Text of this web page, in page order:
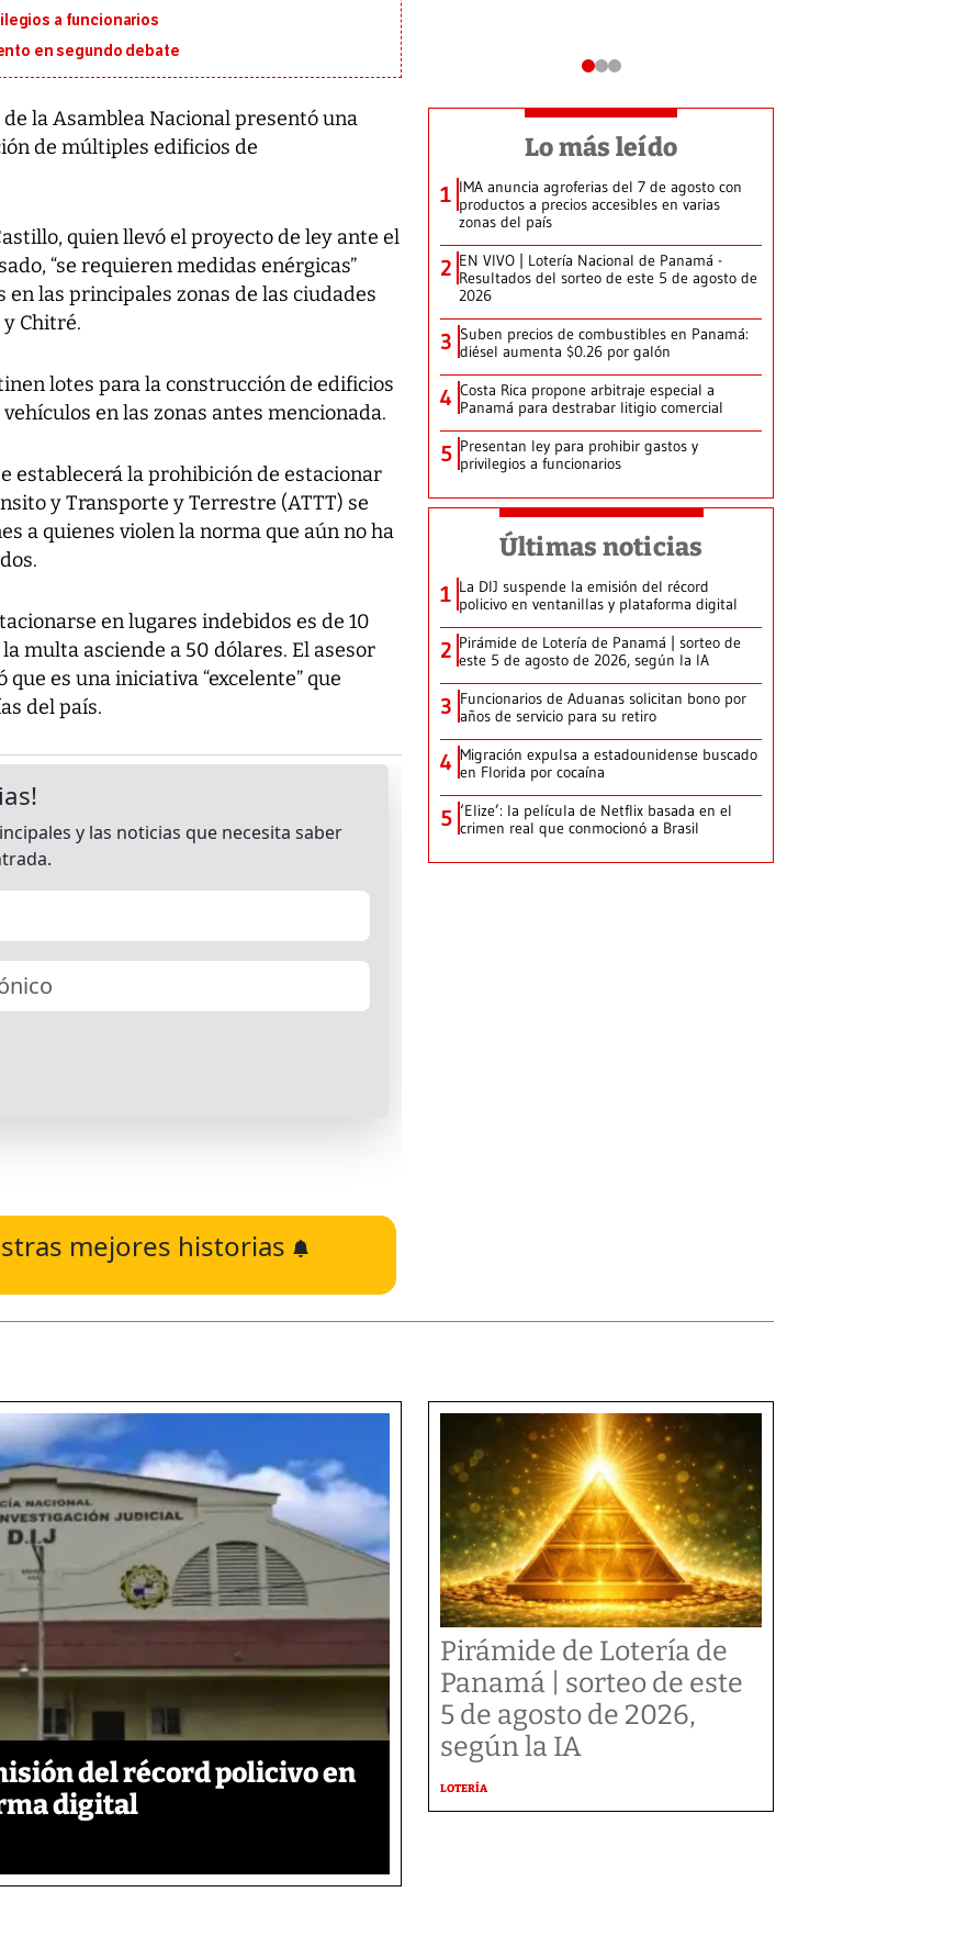
a funcionarios
en segundo debate
la Asamblea Nacional presentó una
de múltiples edificios de
quien llevó el proyecto de ley ante el
“se requieren medidas enérgicas”
las principales zonas de las ciudades
y Chitré.
lotes para la construcción de edificios
en las zonas antes mencionada.
establecerá la prohibición de estacionar
y Transporte y Terrestre (ATTT) se
a quienes violen la norma que aún no ha
en lugares indebidos es de 10
multa asciende a 50 dólares. El asesor
es una iniciativa “excelente” que
del país.
mejores historias
Lo más leído
1 IMA anuncia agroferias del 7 de agosto con
productos a precios accesibles en varias
zonas del país
2 EN VIVO | Lotería Nacional de Panamá -
Resultados del sorteo de este 5 de agosto de
2026
3 Suben precios de combustibles en Panamá:
diésel aumenta $0.26 por galón
4 Costa Rica propone arbitraje especial a
Panamá para destrabar litigio comercial
5 Presentan ley para prohibir gastos y
privilegios a funcionarios
Últimas noticias
1 La DIJ suspende la emisión del récord
policivo en ventanillas y plataforma digital
2 Pirámide de Lotería de Panamá | sorteo de
este 5 de agosto de 2026, según la IA
3 Funcionarios de Aduanas solicitan bono por
años de servicio para su retiro
4 Migración expulsa a estadounidense buscado
en Florida por cocaína
5 ‘Elize’: la película de Netflix basada en el
crimen real que conmocionó a Brasil
del récord policivo en
digital
Pirámide de Lotería de
Panamá | sorteo de este
5 de agosto de 2026,
según la IA
LOTERÍA